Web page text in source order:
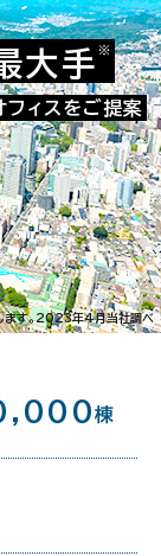
10182
大手 ※
フィスをご提案
ます。2023年4月当社調べ
棟